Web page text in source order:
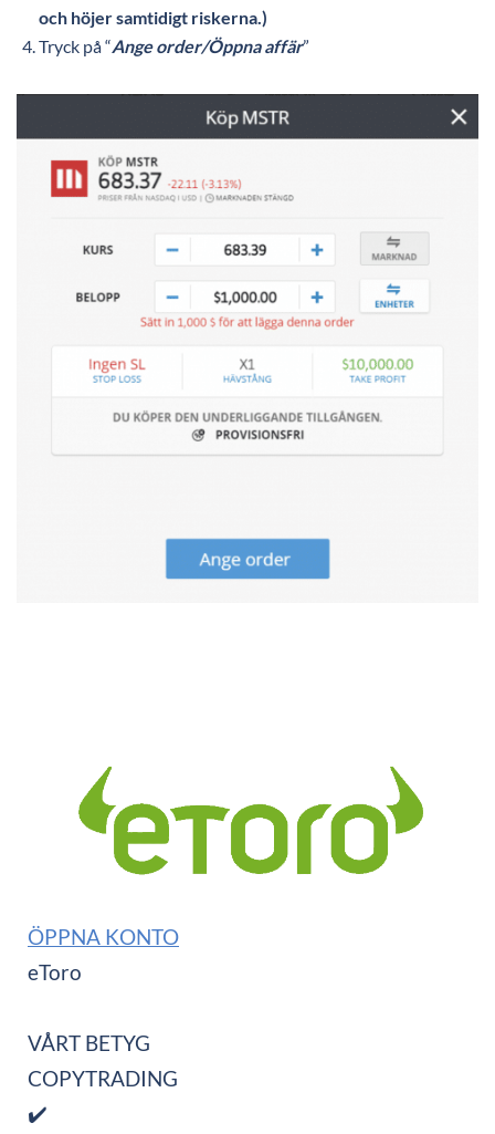
och höjer samtidigt riskerna.)
Tryck på “Ange order/Öppna affär”
ÖPPNA KONTO
eToro
VÅRT BETYG
COPYTRADING
✔️